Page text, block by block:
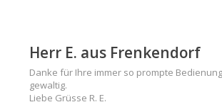
Herr E. aus Frenkendorf
Danke für Ihre immer so prompte
gewaltig.
Liebe Grüsse R. E.